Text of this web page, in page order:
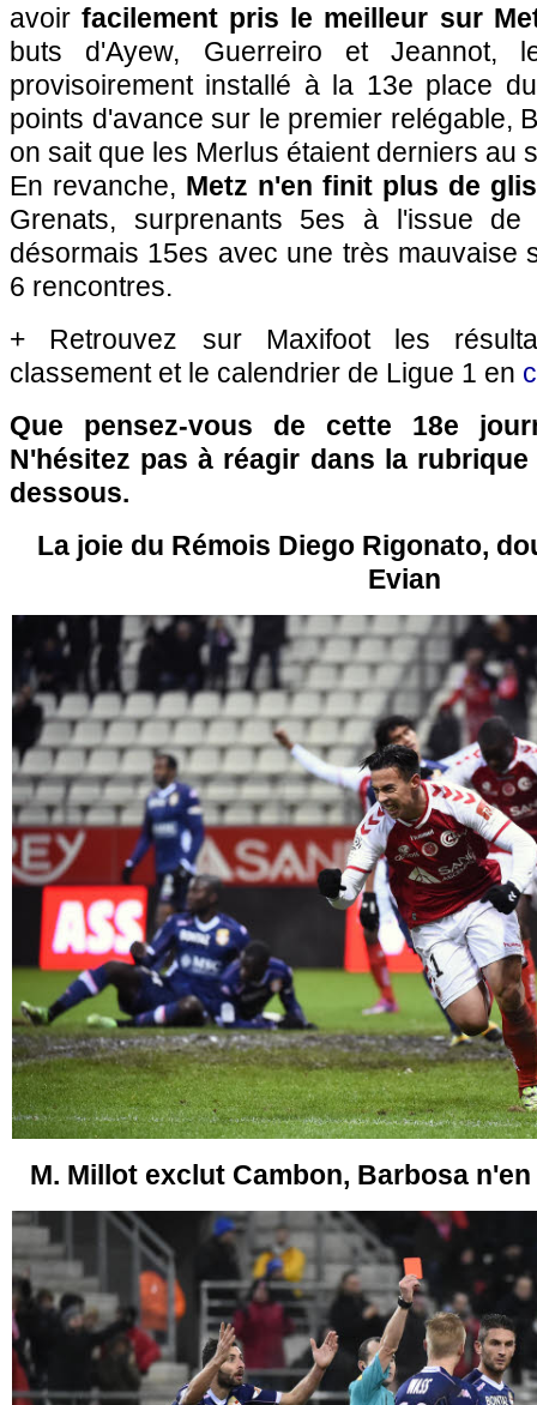
avoirfacilement pris le meilleur sur
buts d'Ayew, Guerreiro et Jeannot,
provisoirement installé à la 13e place
points d'avance sur le premier relégable,
on sait que les Merlus étaient derniers au
En revanche, Metz n'en finit plus de
Grenats, surprenants 5es à l'issue
désormais 15es avec une très mauvaise
6 rencontres.
+ Retrouvez sur Maxifoot les
classement et le calendrier de Ligue 1 en
Que pensez-vous de cette 18e
N'hésitez pas à réagir dans la
dessous.
La joie du Rémois Diego Rigonato,
Evian
M. Millot exclut Cambon, Barbosa